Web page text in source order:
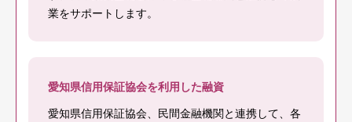
業をサポートします。
愛知県信用保証協会を利用した融資
愛知県信用保証協会、民間金融機関と連携して、各